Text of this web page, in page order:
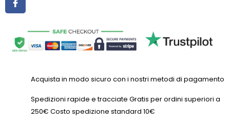
Acquista in modo sicuro con i nostri metodi di pagamento
Spedizioni rapide e tracciate Gratis per ordini superiori a
250€ Costo spedizione standard 10€